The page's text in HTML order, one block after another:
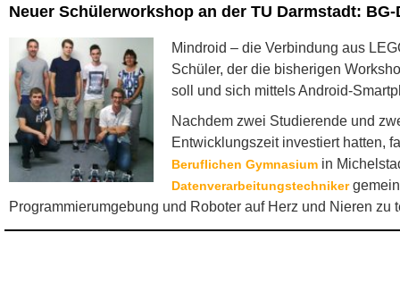
Neuer Schülerworkshop an der TU Darmstadt:
Mindroid – die Verbindung aus
Schüler, der die bisherigen
soll und sich mittels Android-
Nachdem zwei Studierende und
Entwicklungszeit investiert hatten,
Beruflichen Gymnasium in
Datenverarbeitungstechniker
Programmierumgebung und Roboter auf Herz und Nieren zu